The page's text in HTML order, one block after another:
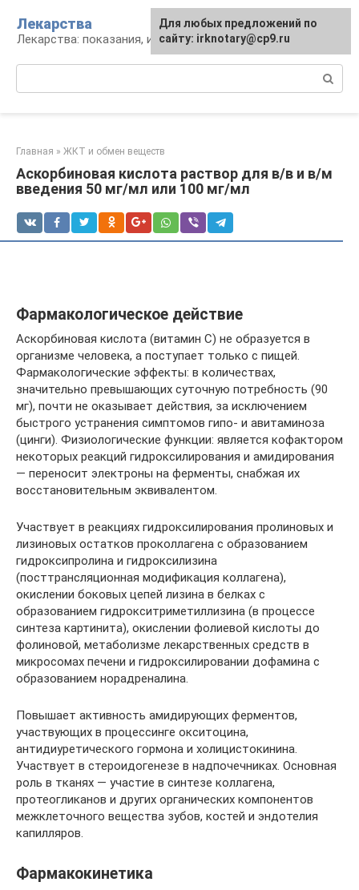
контенту
Лекарства
Лекарства: показания, инструкция, аналоги
Главная » ЖКТ и обмен веществ
Аскорбиновая кислота раствор для в/в и в/м
введения 50 мг/мл или 100 мг/мл
Фармакологическое действие
Аскорбиновая кислота (витамин С) не образуется в
организме человека, а поступает только с пищей.
Фармакологические эффекты: в количествах,
значительно превышающих суточную потребность (90
мг), почти не оказывает действия, за исключением
быстрого устранения симптомов гипо- и авитаминоза
(цинги). Физиологические функции: является кофактором
некоторых реакций гидроксилирования и амидирования
— переносит электроны на ферменты, снабжая их
восстановительным эквивалентом.
Участвует в реакциях гидроксилирования пролиновых и
лизиновых остатков проколлагена с образованием
гидроксипролина и гидроксилизина
(посттрансляционная модификация коллагена),
окислении боковых цепей лизина в белках с
образованием гидрокситриметиллизина (в процессе
синтеза картинита), окислении фолиевой кислоты до
фолиновой, метаболизме лекарственных средств в
микросомах печени и гидроксилировании дофамина с
образованием норадреналина.
Повышает активность амидирующих ферментов,
участвующих в процессинге окситоцина,
антидиуретического гормона и холицистокинина.
Участвует в стероидогенезе в надпочечниках. Основная
роль в тканях — участие в синтезе коллагена,
протеогликанов и других органических компонентов
межклеточного вещества зубов, костей и эндотелия
капилляров.
Фармакокинетика
Для любых предложений по
сайту: irknotary@cp9.ru